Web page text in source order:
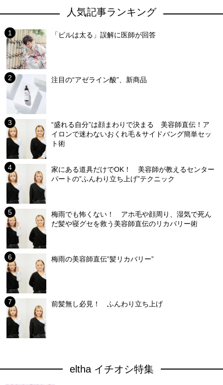
人気記事ランキング
「ピルは太る」誤解に医師が回答
注目の“アゼライン酸”、新商品
“盛れる自分”は顔まわりで決まる 美容師直伝！ア
イロンで迷わないおくれ毛＆サイドバング簡単セッ
ト術
家にある道具だけでOK！ 美容師が教えるセンター
パートの”ふんわり立ち上げ”テクニック
梅雨でも怖くない！ アホ毛や顔周り、湿気で死ん
だ髪や寝グセを救う美容師直伝のリカバリー術
梅雨の美容師直伝”髪リカバリー”
前髪無し必見！ ふんわり立ち上げ
eltha イチオシ特集